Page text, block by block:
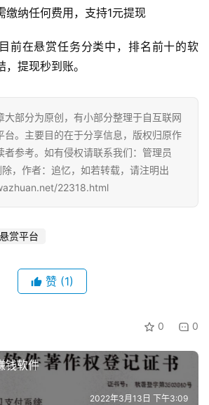
注册
缴纳任何费用，支持1元提现
前在悬赏任务分类中，排名前十的软
提现秒到账。
大部分为原创，有小部分整理于自互联网
台。主要目的在于分享信息，版权归原作
者参考。如有侵权请联系我们：管理员
，作者：追忆，如若转载，请注明出
22318.html
悬赏平台
赞 (1)
0 0
钱软件
2022年3月13日 下午3:09